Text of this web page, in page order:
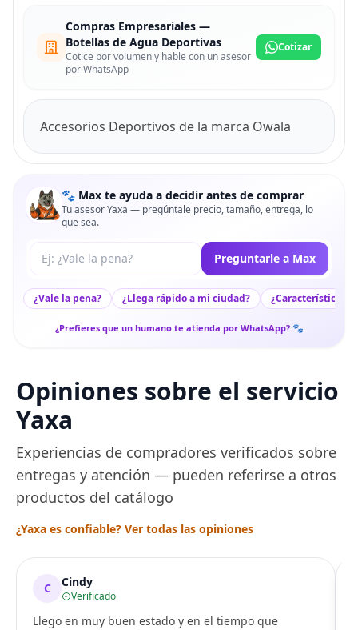
Compras Empresariales —
Botellas de Agua Deportivas
Cotice por volumen y hable con un asesor
por WhatsApp
Cotizar
Accesorios Deportivos de la marca Owala
🐾 Max te ayuda a decidir antes de comprar
Tu asesor Yaxa — pregúntale precio, tamaño, entrega, lo
que sea.
Tu pregunta a Max Preguntarle a Max
¿Vale la pena? ¿Llega rápido a mi ciudad? ¿Características
¿Prefieres que un humano te atienda por WhatsApp? 🐾
Opiniones sobre el servicio
Yaxa
Experiencias de compradores verificados sobre
entregas y atención — pueden referirse a otros
productos del catálogo
¿Yaxa es confiable? Ver todas las opiniones
C Cindy
Verificado
Llego en muy buen estado y en el tiempo que